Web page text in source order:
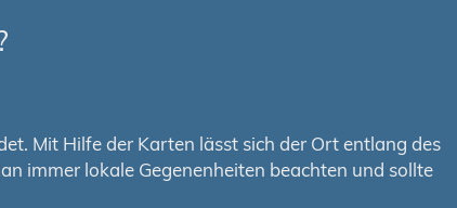
Mit Hilfe der Karten lässt sich der Ort entlang des
immer lokale Gegenenheiten beachten und sollte